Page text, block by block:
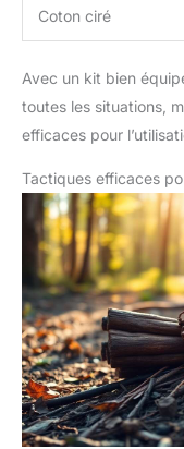
Coton ciré
Avec un kit bien
toutes les situations,
efficaces pour
Tactiques efficaces